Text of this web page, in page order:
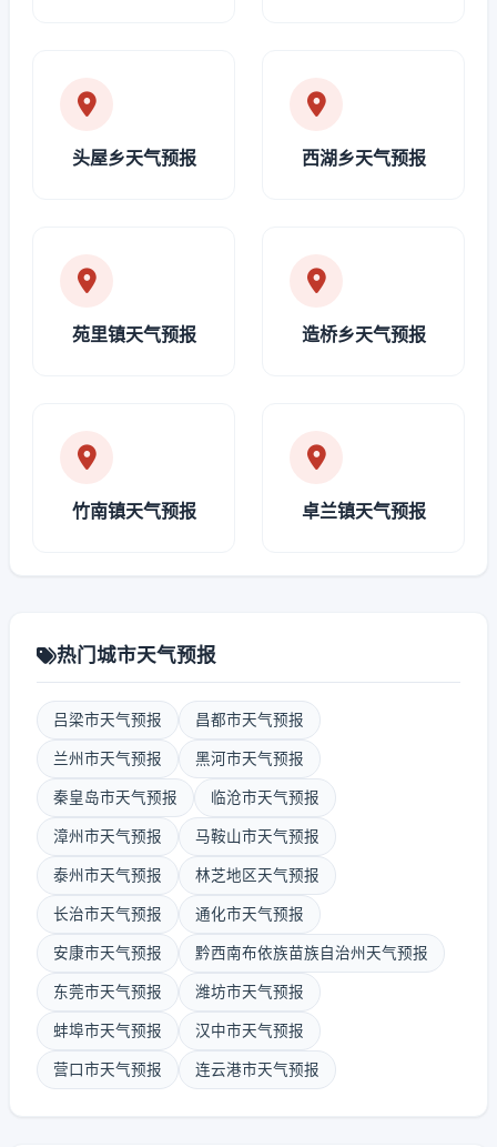
头屋乡天气预报 西湖乡天气预报
苑里镇天气预报 造桥乡天气预报
竹南镇天气预报 卓兰镇天气预报
热门城市天气预报
吕梁市天气预报 昌都市天气预报
兰州市天气预报 黑河市天气预报
秦皇岛市天气预报 临沧市天气预报
漳州市天气预报 马鞍山市天气预报
泰州市天气预报 林芝地区天气预报
长治市天气预报 通化市天气预报
安康市天气预报 黔西南布依族苗族自治州天气预报
东莞市天气预报 潍坊市天气预报
蚌埠市天气预报 汉中市天气预报
营口市天气预报 连云港市天气预报